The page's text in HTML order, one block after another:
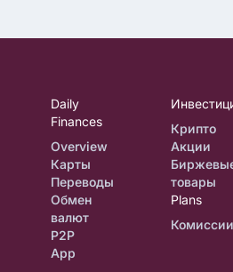
Daily
Finances
Overview
Карты
Переводы
Обмен
валют
P2P
App
Крипто
Акции
товары
Plans
Комиссии